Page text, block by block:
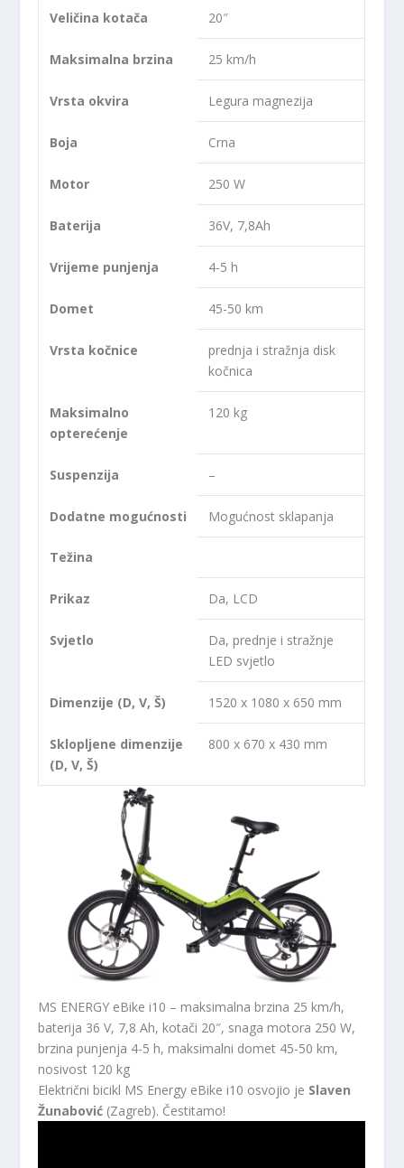
Veličina kotača
20″
Maksimalna brzina 25 km/h
Vrsta okvira Legura magnezija
Boja Crna
Motor 250 W
Baterija 36V, 7,8Ah
Vrijeme punjenja 4-5 h
Domet 45-50 km
Vrsta kočnice
prednja i stražnja disk
kočnica
Maksimalno
opterećenje
120 kg
Suspenzija –
Dodatne mogućnosti Mogućnost sklapanja
Težina
Prikaz Da, LCD
Svjetlo
Da, prednje i stražnje
LED svjetlo
Dimenzije (D, V, Š) 1520 x 1080 x 650 mm
Sklopljene dimenzije
(D, V, Š)
800 x 670 x 430 mm
MS ENERGY eBike i10 – maksimalna brzina 25 km/h,
baterija 36 V, 7,8 Ah, kotači 20″, snaga motora 250 W,
brzina punjenja 4-5 h, maksimalni domet 45-50 km,
nosivost 120 kg
Električni bicikl MS Energy eBike i10 osvojio je Slaven
Žunabović (Zagreb). Čestitamo!